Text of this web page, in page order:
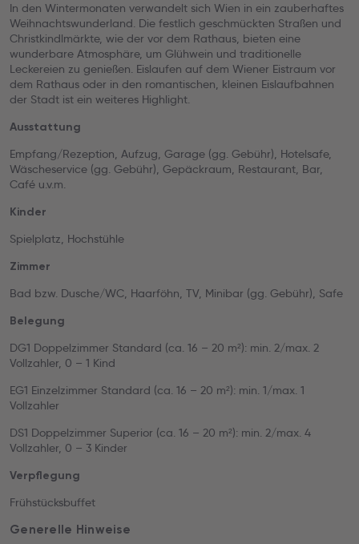
In den Wintermonaten verwandelt sich Wien in ein zauberhaftes
Weihnachtswunderland. Die festlich geschmückten Straßen und
Christkindlmärkte, wie der vor dem Rathaus, bieten eine
wunderbare Atmosphäre, um Glühwein und traditionelle
Leckereien zu genießen. Eislaufen auf dem Wiener Eistraum vor
dem Rathaus oder in den romantischen, kleinen Eislaufbahnen
der Stadt ist ein weiteres Highlight.
Ausstattung
Empfang/Rezeption, Aufzug, Garage (gg. Gebühr), Hotelsafe,
Wäscheservice (gg. Gebühr), Gepäckraum, Restaurant, Bar,
Café u.v.m.
Kinder
Spielplatz, Hochstühle
Zimmer
Bad bzw. Dusche/WC, Haarföhn, TV, Minibar (gg. Gebühr), Safe
Belegung
DG1 Doppelzimmer Standard (ca. 16 – 20 m²): min. 2/max. 2
Vollzahler, 0 – 1 Kind
EG1 Einzelzimmer Standard (ca. 16 – 20 m²): min. 1/max. 1
Vollzahler
DS1 Doppelzimmer Superior (ca. 16 – 20 m²): min. 2/max. 4
Vollzahler, 0 – 3 Kinder
Verpflegung
Frühstücksbuffet
Generelle Hinweise